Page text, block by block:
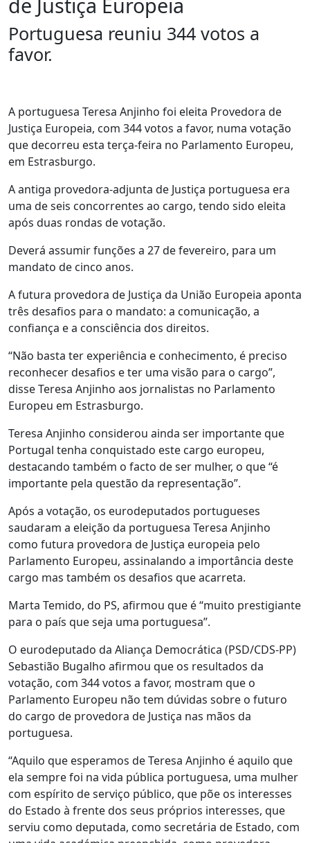
Portuguesa reuniu 344 votos a
favor.
A portuguesa Teresa Anjinho foi eleita Provedora de
Justiça Europeia, com 344 votos a favor, numa votação
que decorreu esta terça-feira no Parlamento Europeu,
em Estrasburgo.
A antiga provedora-adjunta de Justiça portuguesa era
uma de seis concorrentes ao cargo, tendo sido eleita
após duas rondas de votação.
Deverá assumir funções a 27 de fevereiro, para um
mandato de cinco anos.
A futura provedora de Justiça da União Europeia aponta
três desafios para o mandato: a comunicação, a
confiança e a consciência dos direitos.
“Não basta ter experiência e conhecimento, é preciso
reconhecer desafios e ter uma visão para o cargo”,
disse Teresa Anjinho aos jornalistas no Parlamento
Europeu em Estrasburgo.
Teresa Anjinho considerou ainda ser importante que
Portugal tenha conquistado este cargo europeu,
destacando também o facto de ser mulher, o que “é
importante pela questão da representação”.
Após a votação, os eurodeputados portugueses
saudaram a eleição da portuguesa Teresa Anjinho
como futura provedora de Justiça europeia pelo
Parlamento Europeu, assinalando a importância deste
cargo mas também os desafios que acarreta.
Marta Temido, do PS, afirmou que é “muito prestigiante
para o país que seja uma portuguesa”.
O eurodeputado da Aliança Democrática (PSD/CDS-PP)
Sebastião Bugalho afirmou que os resultados da
votação, com 344 votos a favor, mostram que o
Parlamento Europeu não tem dúvidas sobre o futuro
do cargo de provedora de Justiça nas mãos da
portuguesa.
“Aquilo que esperamos de Teresa Anjinho é aquilo que
ela sempre foi na vida pública portuguesa, uma mulher
com espírito de serviço público, que põe os interesses
do Estado à frente dos seus próprios interesses, que
serviu como deputada, como secretária de Estado, com